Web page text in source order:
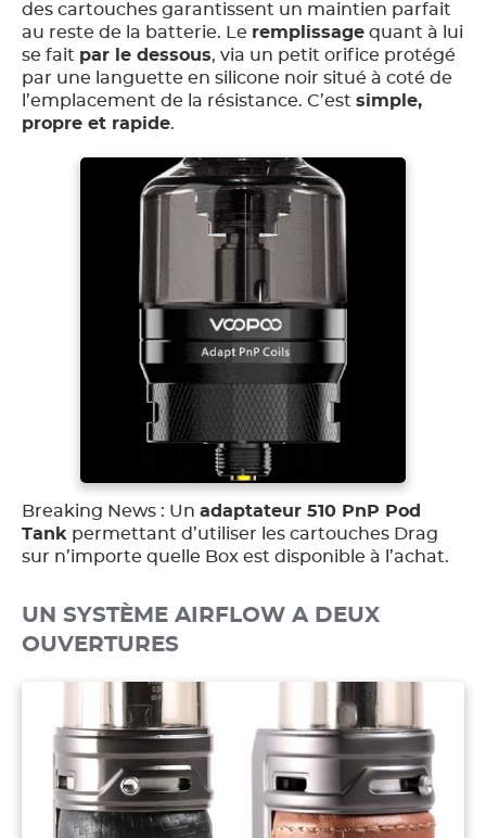
des cartouches garantissent un maintien parfait
au reste de la batterie. Le remplissage quant à lui
se fait par le dessous, via un petit orifice protégé
par une languette en silicone noir situé à coté de
l’emplacement de la résistance. C’est simple,
propre et rapide.
Breaking News : Un adaptateur 510 PnP Pod
Tank permettant d’utiliser les cartouches Drag
sur n’importe quelle Box est disponible à l’achat.
UN SYSTÈME AIRFLOW A DEUX
OUVERTURES